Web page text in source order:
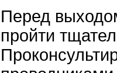
Перед
пройти